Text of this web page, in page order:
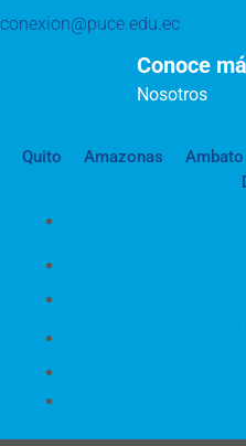
conexion@puce.edu.ec
Conoce
Nosotros
Quito Amazonas Ambato